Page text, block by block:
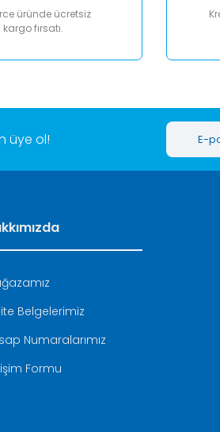
Gönder
üründe ücretsiz
kargo fırsatı.
üye ol!
Belgelerimiz
Numaralarımız
Formu